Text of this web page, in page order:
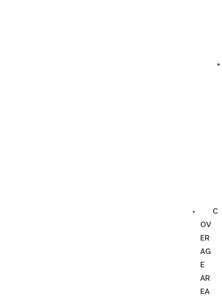
C
OV
ER
AG
E
AR
EA